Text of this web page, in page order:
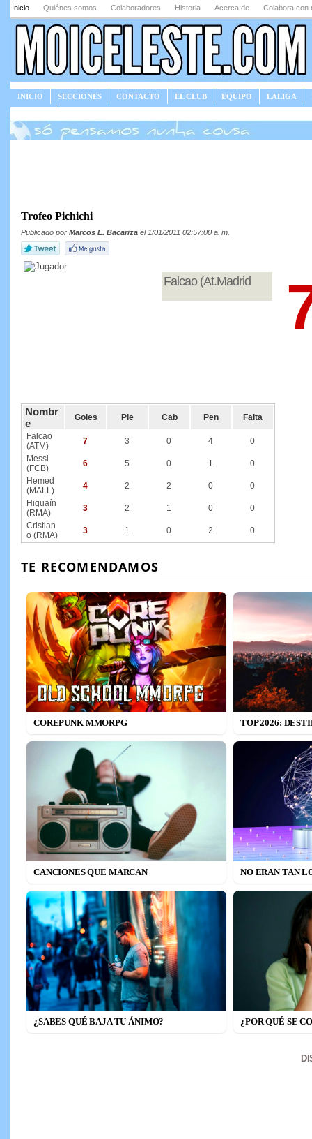
Inicio Quiénes somos Colaboradores Historia Acerca de Colabora con
INICIO SECCIONES CONTACTO EL CLUB EQUIPO LALIGA
Trofeo Pichichi
Publicado por Marcos L. Bacariza el 1/01/2011 02:57:00 a. m.
Falcao (At.Madrid
Nombr
e
Goles Pie Cab Pen
Falta
Falcao
(ATM)
7 3 0 4
0
Messi
(FCB)
6 5 0 1
0
Hemed
(MALL)
4 2 2 0
0
Higuaín
(RMA)
3 2 1 0
0
Cristian
o (RMA)
3 1 0 2 0
COREPUNK MMORPG TOP 2026:
CANCIONES QUE MARCAN NO ERAN TAN
¿SABES QUÉ BAJA TU ÁNIMO? ¿POR QUÉ SE